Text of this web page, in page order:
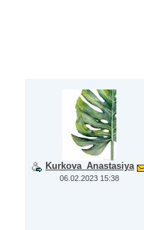
Kurkova_Anastasiya
06.02.2023 15:38